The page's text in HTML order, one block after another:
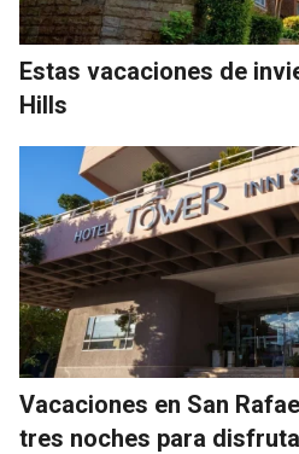
Estas vacaciones de
Hills
Vacaciones en San
tres noches para